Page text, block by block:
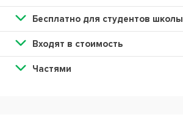
Бесплатно для студентов школы
Входят в стоимость
Частями